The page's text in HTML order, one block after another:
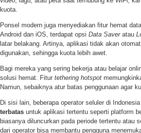
kuota.
Ponsel modern juga menyediakan fitur hemat
Android dan iOS, terdapat opsi Data Saveratau
latar belakang. Artinya, aplikasi tidak akan
digunakan, sehingga kuota lebih awet.
Bagi mereka yang sering bekerja atau belajar
solusi hemat. Fitur tethering hotspot
Namun, sebaiknya atur batas penggunaan agar
Di sisi lain, beberapa operator seluler di
terbatas untuk aplikasi tertentu seperti platform
biasanya diluncurkan pada periode tertentu atau
dari operator bisa membantu pengguna